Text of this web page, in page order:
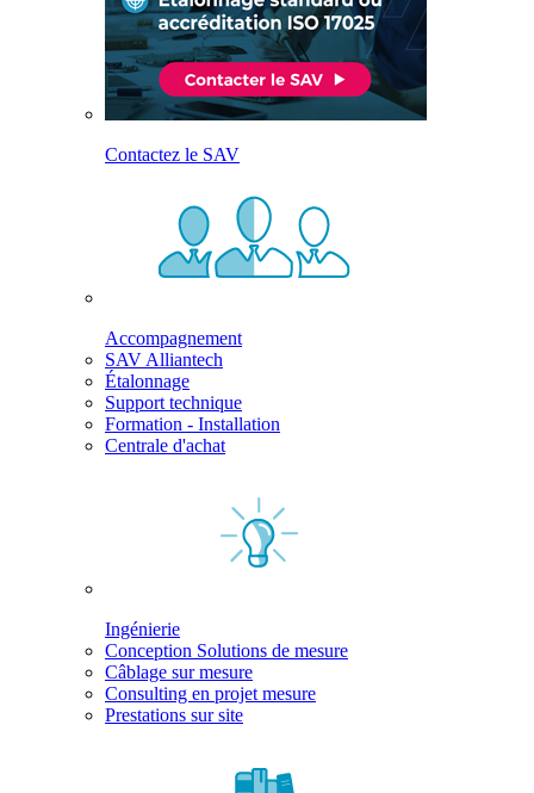
Contactez le SAV
Accompagnement
SAV Alliantech
Étalonnage
Support technique
Formation - Installation
Centrale d'achat
Ingénierie
Conception Solutions de mesure
Câblage sur mesure
Consulting en projet mesure
Prestations sur site